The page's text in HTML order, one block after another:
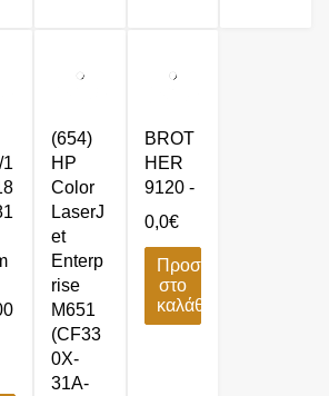
(654)
HP
Color
LaserJ
et
Enterp
rise
M651
(CF33
0X-
31A-
BROT
HER
9120 -
0,0€
Προσθήκη
στο
καλάθι